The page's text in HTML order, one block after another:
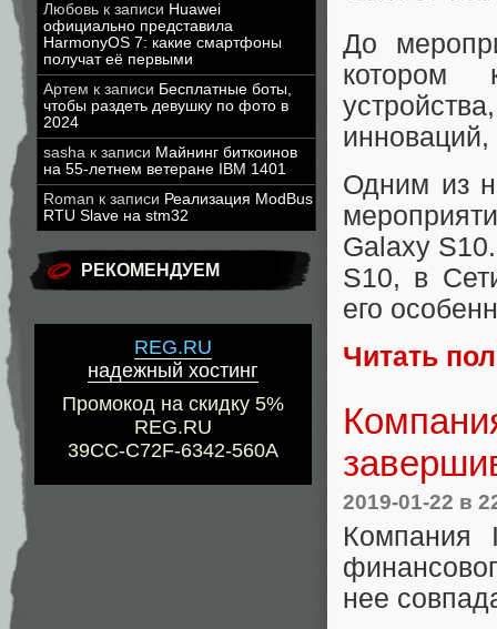
Любовь к записи Huawei
официально представила
HarmonyOS 7: какие смартфоны
получат её первыми
Артем к записи Бесплатные боты,
чтобы раздеть девушку по фото в
2024
sasha к записи Майнинг биткоинов
на 55-летнем ветеране IBM 1401
Roman к записи Реализация ModBus
RTU Slave на stm32
РЕКОМЕНДУЕМ
REG.RU
надежный хостинг
Промокод на скидку 5%
REG.RU
39CC-C72F-6342-560A
До
котором
Одним из
Galaxy
S10, в
его
Читать
2019-01-22 в
Компания
нее